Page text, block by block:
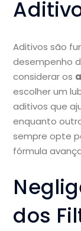
Aditivos são
desempenho
considerar os
escolher um
aditivos que
enquanto
sempre opte
fórmula
dos